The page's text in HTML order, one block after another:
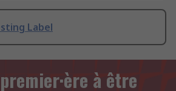
Label
à être